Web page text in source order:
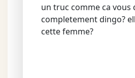
un truc comme ca vous
completement dingo?
cette femme?